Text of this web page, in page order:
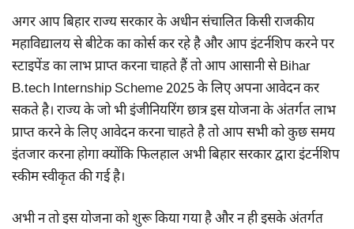
अगर आप बिहार राज्य सरकार के अधीन संचालित किसी राजकीय
महाविद्यालय से बीटेक का कोर्स कर रहे है और आप इंटर्नशिप करने पर
स्टाइपेंड का लाभ प्राप्त करना चाहते हैं तो आप आसानी से Bihar
B.tech Internship Scheme 2025 के लिए अपना आवेदन कर
सकते है। राज्य के जो भी इंजीनियरिंग छात्र इस योजना के अंतर्गत लाभ
प्राप्त करने के लिए आवेदन करना चाहते है तो आप सभी को कुछ समय
इंतजार करना होगा क्योंकि फिलहाल अभी बिहार सरकार द्वारा इंटर्नशिप
स्कीम स्वीकृत की गई है।
अभी न तो इस योजना को शुरू किया गया है और न ही इसके अंतर्गत